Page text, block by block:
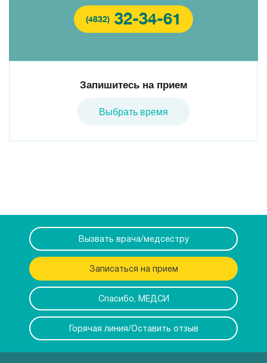
(4832) 32-34-61
Запишитесь на прием
Выбрать время
Вызвать врача/медсестру
Записаться на прием
Спасибо, МЕДСИ
Горячая линия/Оставить отзыв